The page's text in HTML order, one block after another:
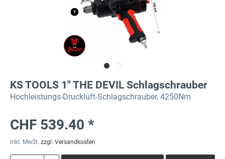
KS TOOLS 1" THE DEVIL Schlagschrauber
Hochleistungs-Druckluft-Schlagschrauber, 4250Nm
CHF 539.40 *
inkl. MwSt. zzgl. Versandkosten